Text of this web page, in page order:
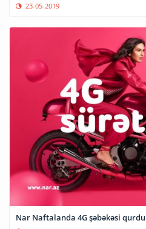
23-05-2019
Nar Naftalanda 4G şəbəkəsi qurdu